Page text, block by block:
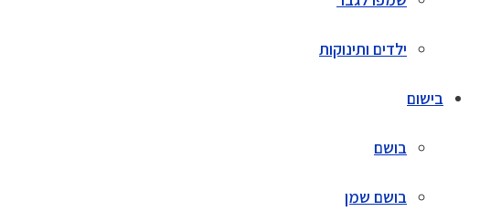
ילדים ותינוקות
בישום
בושם
בושם שמן